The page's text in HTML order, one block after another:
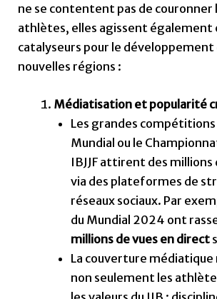
ne se contentent pas de couronner
athlètes, elles agissent également
catalyseurs pour le développement
nouvelles régions :
Médiatisation et popularité
Les grandes
Mundial ou le
IBJJF attirent des
via des plateformes de
réseaux sociaux. Par
du Mundial 2024 ont
millions de vues en direct
La couverture
non seulement les